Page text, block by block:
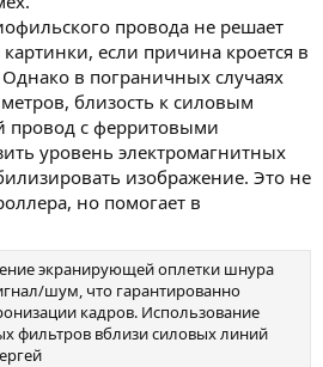
провода не решает
если причина кроется в
в пограничных случаях
близость к силовым
провод с ферритовыми
уровень электромагнитных
изображение. Это не
но помогает в
экранирующей оплетки шнура
шум, что гарантированно
кадров. Использование
фильтров вблизи силовых линий